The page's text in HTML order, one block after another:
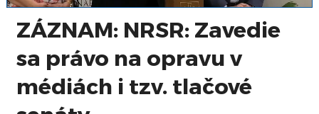
ZÁZNAM: NRSR: Zavedie
sa právo na opravu v
médiách i tzv. tlačové